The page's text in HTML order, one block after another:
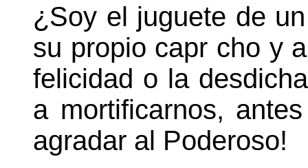
¿Soy el juguete de
su propio capr cho y
felicidad o la
a mortificarnos,
agradar al Poderoso!